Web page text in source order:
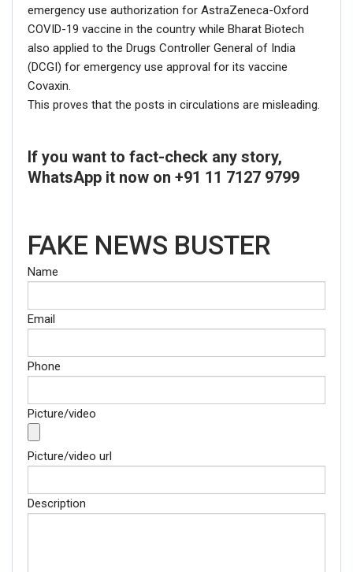
emergency use authorization for AstraZeneca-Oxford
COVID-19 vaccine in the country while Bharat Biotech
also applied to the Drugs Controller General of India
(DCGI) for emergency use approval for its vaccine
Covaxin.
This proves that the posts in circulations are misleading.
If you want to fact-check any story,
WhatsApp it now on +91 11 7127 9799
FAKE NEWS BUSTER
Name
Email
Phone
Picture/video
Picture/video url
Description